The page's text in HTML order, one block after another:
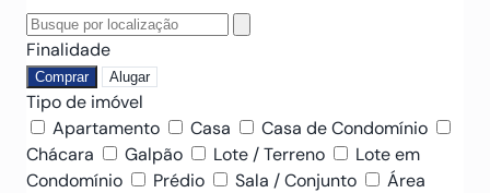
Finalidade
Comprar Alugar
Tipo de imóvel
Apartamento
Casa
Casa de Condomínio
Chácara
Galpão Lote / Terreno
Lote em
Condomínio
Prédio Sala / Conjunto
Área